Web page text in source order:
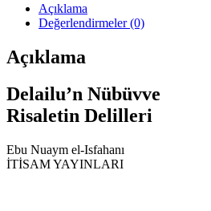
Açıklama
Değerlendirmeler (0)
Açıklama
Delailu’n Nübüvve
Risaletin Delilleri
Ebu Nuaym el-Isfahanı
İTİSAM YAYINLARI